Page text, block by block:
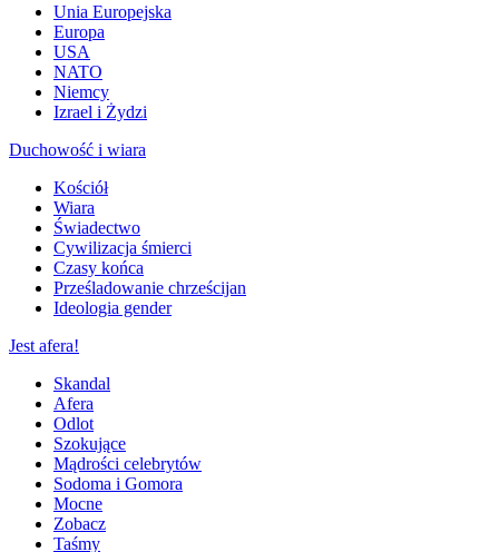
Unia Europejska
Europa
USA
NATO
Niemcy
Izrael i Żydzi
Duchowość i wiara
Kościół
Wiara
Świadectwo
Cywilizacja śmierci
Czasy końca
Prześladowanie chrześcijan
Ideologia gender
Jest afera!
Skandal
Afera
Odlot
Szokujące
Mądrości celebrytów
Sodoma i Gomora
Mocne
Zobacz
Taśmy